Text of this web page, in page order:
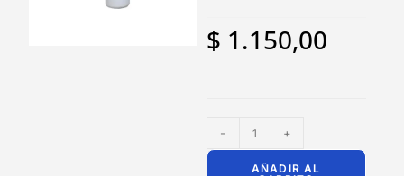
$ 1.150,00
- +
AÑADIR AL